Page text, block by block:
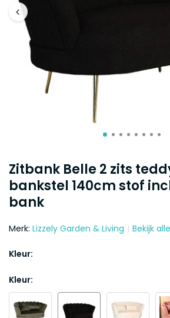
Zitbank Belle 2 zits
bankstel 140cm stof
bank
Merk: Lizzely Garden & Living Bekijk
Kleur:
Kleur: